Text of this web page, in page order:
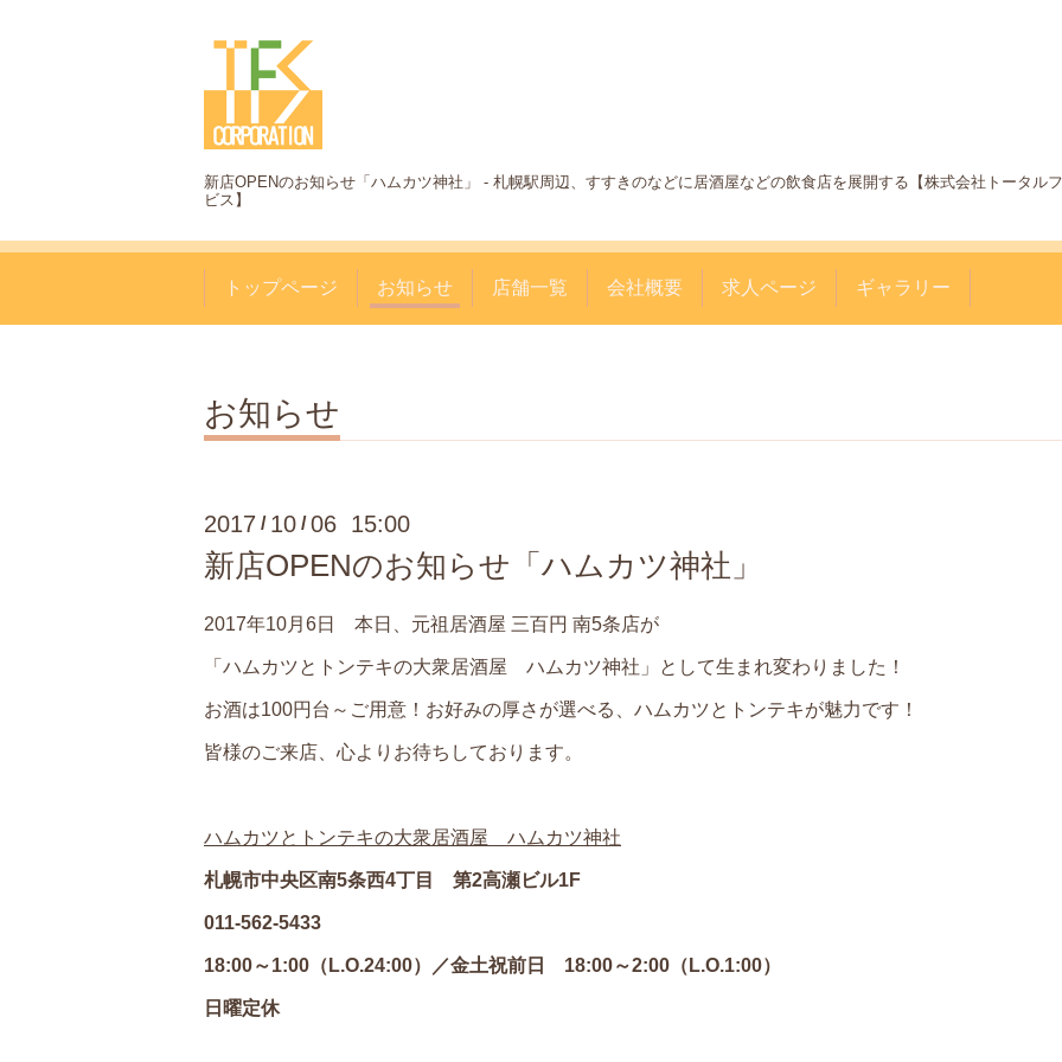
新店OPENのお知らせ「ハムカツ神社」 - 札幌駅周辺、すすきのなどに居酒屋などの飲食店を展開する【株式会社トータル
ビス】
トップページ お知らせ 店舗一覧 会社概要 求人ページ ギャラリー
お知らせ
2017 / 10 /06 15:00
新店OPENのお知らせ「ハムカツ神社」
2017年10月6日 本日、元祖居酒屋 三百円 南5条店が
「ハムカツとトンテキの大衆居酒屋 ハムカツ神社」として生まれ変わりました！
お酒は100円台～ご用意！お好みの厚さが選べる、ハムカツとトンテキが魅力です！
皆様のご来店、心よりお待ちしております。
ハムカツとトンテキの大衆居酒屋 ハムカツ神社
札幌市中央区南5条西4丁目 第2高瀬ビル1F
011-562-5433
18:00～1:00（L.O.24:00）／金土祝前日 18:00～2:00（L.O.1:00）
日曜定休